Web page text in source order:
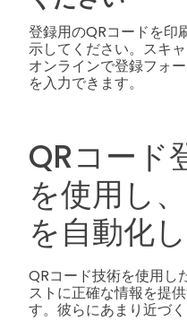
登録用のQRコードを印
示してください。スキ
オンラインで登録フォ
を入力できます。
QRコード
を使用し
を自動化
QRコード技術を使用し
ストに正確な情報を提
す。彼らにあまり近づく